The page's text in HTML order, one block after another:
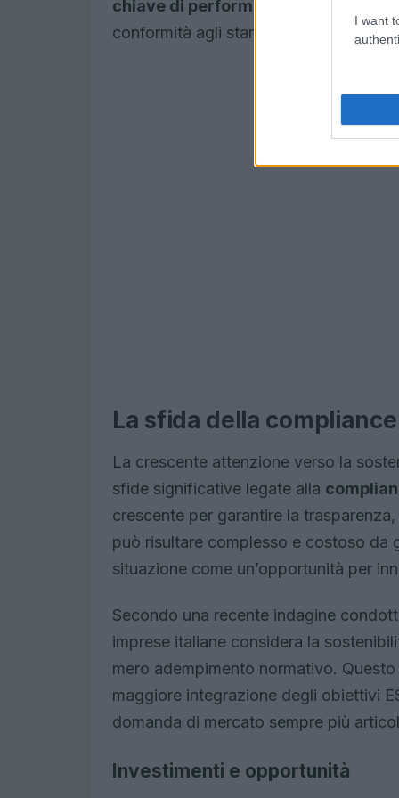
I want
chiave di performance
conformità agli standard
La sfida della
La crescente attenzione verso la
sfide significative legate alla
crescente per garantire la
può risultare complesso e costoso da
situazione come un’opportunità per
Secondo una recente indagine
imprese italiane considera la
mero adempimento normativo.
maggiore integrazione degli obiettivi
domanda di mercato sempre più
Investimenti e opportunità